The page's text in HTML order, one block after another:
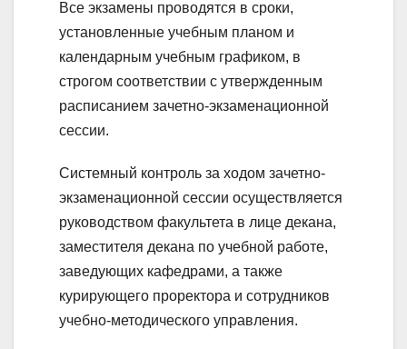
Все экзамены проводятся в сроки,
установленные учебным планом и
календарным учебным графиком, в
строгом соответствии с утвержденным
расписанием зачетно-экзаменационной
сессии.
Системный контроль за ходом зачетно-
экзаменационной сессии осуществляется
руководством факультета в лице декана,
заместителя декана по учебной работе,
заведующих кафедрами, а также
курирующего проректора и сотрудников
учебно-методического управления.